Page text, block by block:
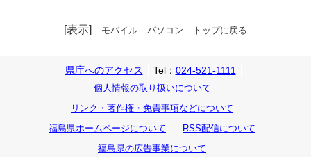
[表示] モバイル パソコン トップに戻る
県庁へのアクセス Tel： 024-521-1111
個人情報の取り扱いについて
リンク・著作権・免責事項などについて
福島県ホームページについて
RSS配信について
福島県の広告事業について